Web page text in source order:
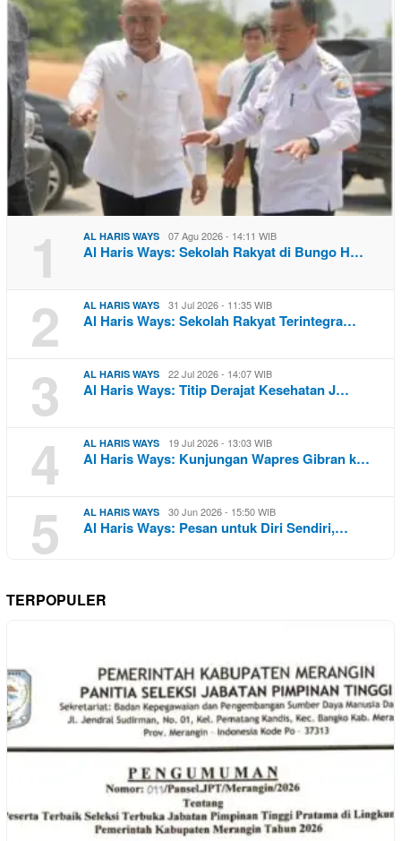
1 AL HARIS WAYS 07 Agu 2026 - 14:11 WIB
Al Haris Ways: Sekolah Rakyat di Bungo H…
2 AL HARIS WAYS 31 Jul 2026 - 11:35 WIB
Al Haris Ways: Sekolah Rakyat Terintegra…
3 AL HARIS WAYS 22 Jul 2026 - 14:07 WIB
Al Haris Ways: Titip Derajat Kesehatan J…
4 AL HARIS WAYS 19 Jul 2026 - 13:03 WIB
Al Haris Ways: Kunjungan Wapres Gibran k…
5 AL HARIS WAYS 30 Jun 2026 - 15:50 WIB
Al Haris Ways: Pesan untuk Diri Sendiri,…
TERPOPULER